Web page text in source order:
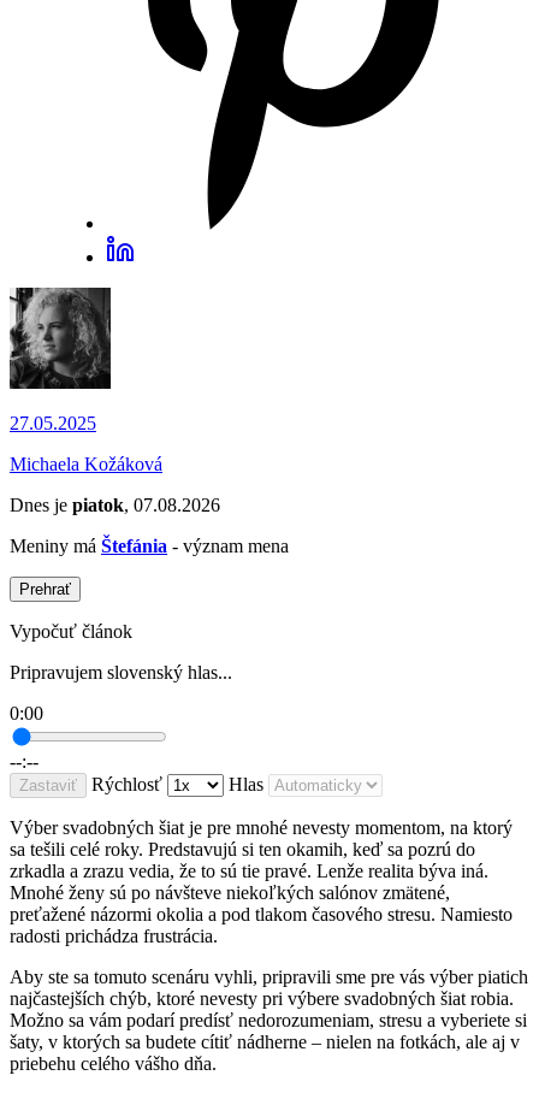
27.05.2025
Michaela Kožáková
Dnes je piatok, 07.08.2026
Meniny má Štefánia - význam mena
Prehrať
Vypočuť článok
Pripravujem slovenský hlas...
0:00
--:--
Zastaviť Rýchlosť Hlas
Výber svadobných šiat je pre mnohé nevesty momentom, na ktorý
sa tešili celé roky. Predstavujú si ten okamih, keď sa pozrú do
zrkadla a zrazu vedia, že to sú tie pravé. Lenže realita býva iná.
Mnohé ženy sú po návšteve niekoľkých salónov zmätené,
preťažené názormi okolia a pod tlakom časového stresu. Namiesto
radosti prichádza frustrácia.
Aby ste sa tomuto scenáru vyhli, pripravili sme pre vás výber piatich
najčastejších chýb, ktoré nevesty pri výbere svadobných šiat robia.
Možno sa vám podarí predísť nedorozumeniam, stresu a vyberiete si
šaty, v ktorých sa budete cítiť nádherne – nielen na fotkách, ale aj v
priebehu celého vášho dňa.